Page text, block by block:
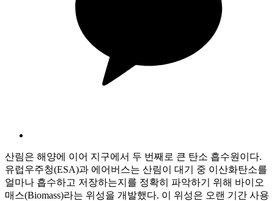
산림은 해양에 이어 지구에서 두 번째로 큰 탄소 흡수원이다.
유럽우주청(ESA)과 에어버스는 산림이 대기 중 이산화탄소를
얼마나 흡수하고 저장하는지를 정확히 파악하기 위해 바이오
매스(Biomass)라는 위성을 개발했다. 이 위성은 오랜 기간 사용